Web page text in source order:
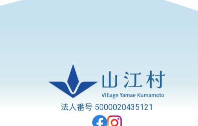
法人番号 5000020435121